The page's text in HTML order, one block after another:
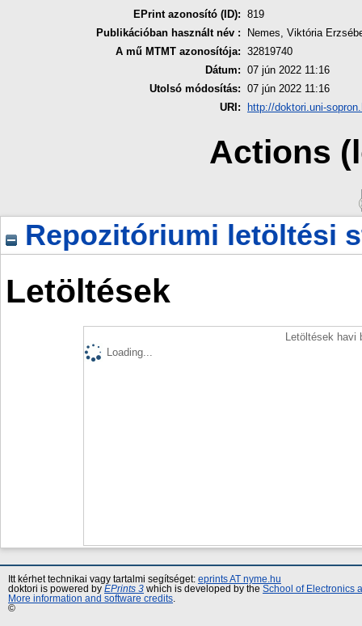
EPrint azonosító (ID): 819
Publikációban használt név :
Nemes, Viktória
A mű MTMT azonosítója: 32819740
Dátum: 07 jún 2022 11:16
Utolsó módosítás: 07 jún 2022 11:16
URI:
http://doktori.uni-
Actions
Repozitóriumi letöltési
Letöltések
Letöltések
Loading...
Itt kérhet technikai vagy tartalmi segítséget: eprints AT nyme.hu
doktori is powered by EPrints 3 which is developed by the School of Electronics
More information and software credits
©